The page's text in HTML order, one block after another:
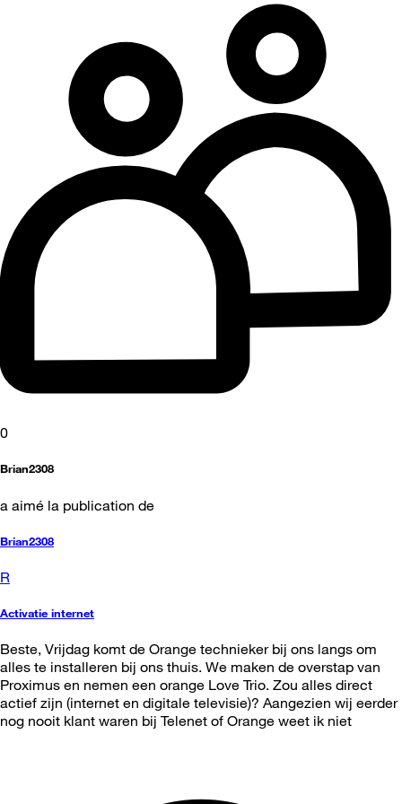
0
Brian2308
a aimé la publication de
Brian2308
R
Activatie internet
Beste, Vrijdag komt de Orange technieker bij ons langs om
alles te installeren bij ons thuis. We maken de overstap van
Proximus en nemen een orange Love Trio. Zou alles direct
actief zijn (internet en digitale televisie)? Aangezien wij eerder
nog nooit klant waren bij Telenet of Orange weet ik niet